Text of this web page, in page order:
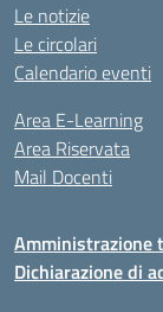
Le notizie
Le circolari
Calendario eventi
Area E-Learning
Area Riservata
Mail Docenti
Amministrazione
Dichiarazione di